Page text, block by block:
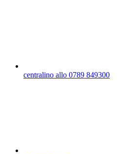
centralino allo 0789 849300